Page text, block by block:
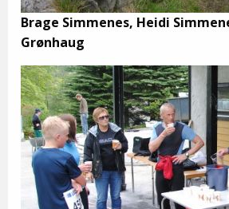
Brage Simmenes, Heidi
Grønhaug